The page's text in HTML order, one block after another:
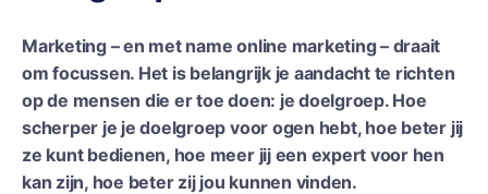
Marketing – en met name online marketing – draait
om focussen. Het is belangrijk je aandacht te richten
op de mensen die er toe doen: je doelgroep. Hoe
scherper je je doelgroep voor ogen hebt, hoe beter jij
ze kunt bedienen, hoe meer jij een expert voor hen
kan zijn, hoe beter zij jou kunnen vinden.